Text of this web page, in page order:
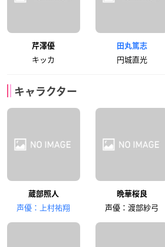
芹澤優
キッカ
田丸篤志
円城直光
キャラクター
蔵部照人
声優：上村祐翔
晩華桜良
声優：渡部紗弓